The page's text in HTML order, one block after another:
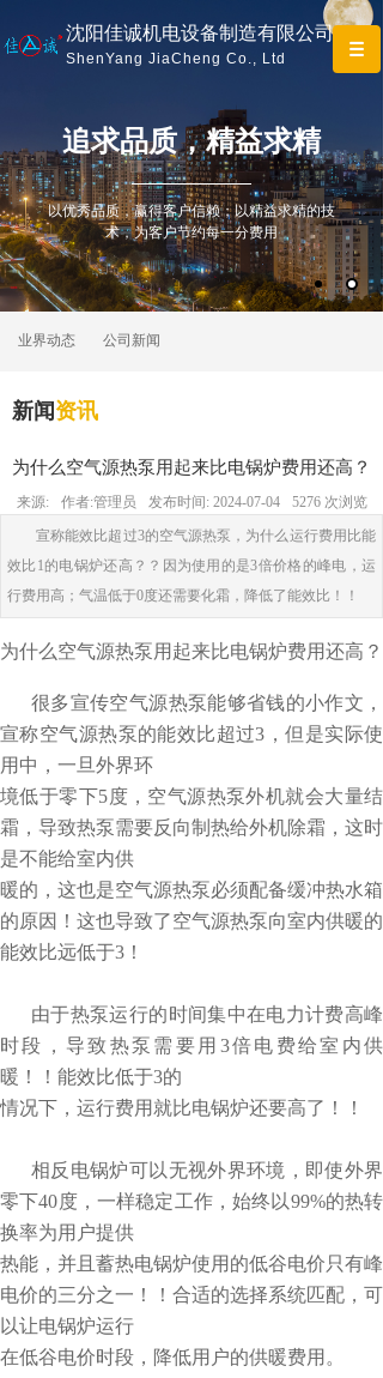
沈阳佳诚机电设备制造有限公司
ShenYang JiaCheng Co., Ltd
以优秀品质，赢得客户信赖；以精益求精的技
术，为客户节约每一分费用
追求品质，精益求精
业界动态 公司新闻
新闻 资讯
为什么空气源热泵用起来比电锅炉费用还高？
来源: 作者:管理员 发布时间: 2024-07-04 5276 次浏览
宣称能效比超过3的空气源热泵，为什么运行费用比能
效比1的电锅炉还高？？因为使用的是3倍价格的峰电，运
行费用高；气温低于0度还需要化霜，降低了能效比！！
为什么空气源热泵用起来比电锅炉费用还高？
很多宣传空气源热泵能够省钱的小作文，
宣称空气源热泵的能效比超过3，但是实际使
用中，一旦外界环
境低于零下5度，空气源热泵外机就会大量结
霜，导致热泵需要反向制热给外机除霜，这时
是不能给室内供
暖的，这也是空气源热泵必须配备缓冲热水箱
的原因！这也导致了空气源热泵向室内供暖的
能效比远低于3！
由于热泵运行的时间集中在电力计费高峰
时段，导致热泵需要用3倍电费给室内供
暖！！能效比低于3的
情况下，运行费用就比电锅炉还要高了！！
相反电锅炉可以无视外界环境，即使外界
零下40度，一样稳定工作，始终以99%的热转
换率为用户提供
热能，并且蓄热电锅炉使用的低谷电价只有峰
电价的三分之一！！合适的选择系统匹配，可
以让电锅炉运行
在低谷电价时段，降低用户的供暖费用。